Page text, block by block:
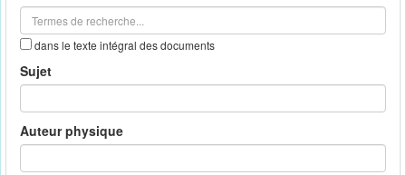
dans le texte intégral des documents
Sujet
Auteur physique